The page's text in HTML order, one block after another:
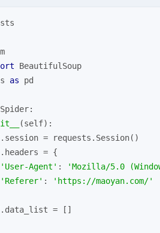
BeautifulSoup
as pd
:
(self):
= requests.Session()
= {
'User-Agent' :
'Mozilla/5.0
'Referer' :
'https://maoyan.com/'
= []